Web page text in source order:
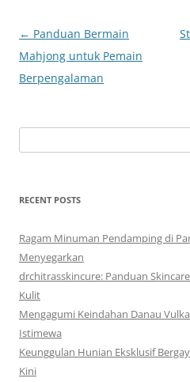
Post
navigation
← Panduan Bermain
Mahjong untuk Pemain
Berpengalaman
for:
RECENT POSTS
Ragam Minuman Pendamping di
Menyegarkan
drchitrasskincure: Panduan
Kulit
Mengagumi Keindahan Danau
Istimewa
Keunggulan Hunian Eksklusif
Kini